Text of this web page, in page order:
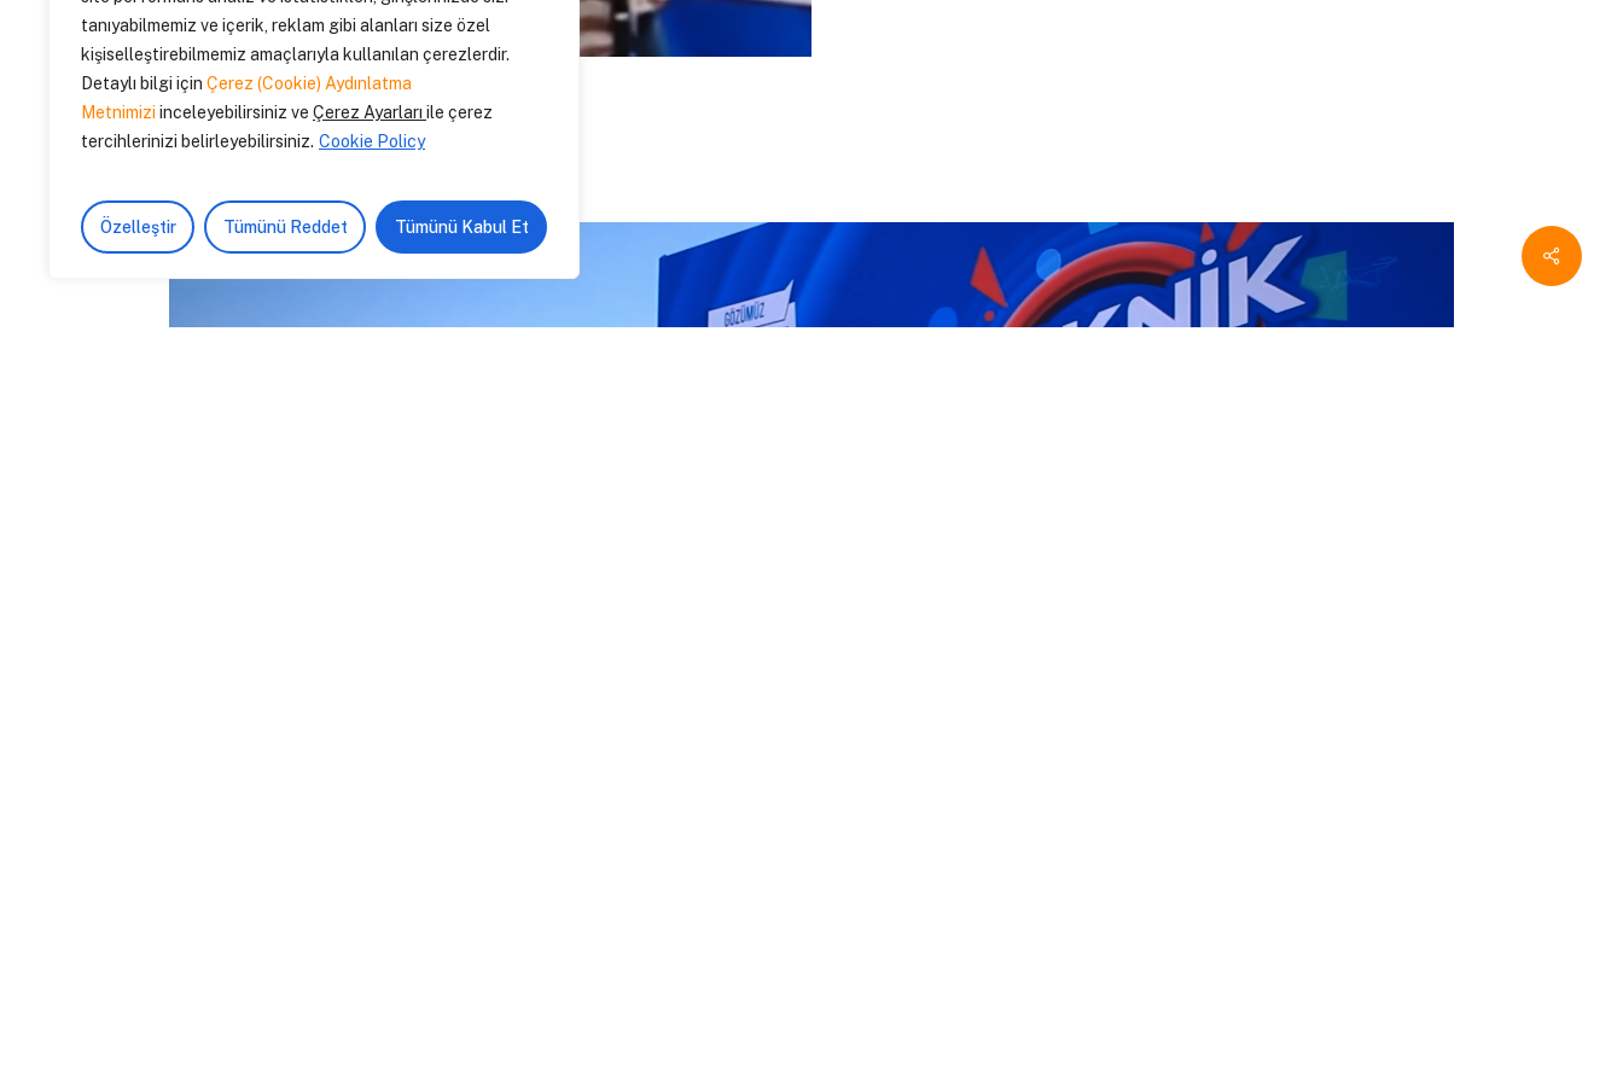
tanıyabilmemiz ve içerik, reklam gibi alanları size özel
kişiselleştirebilmemiz amaçlarıyla kullanılan çerezlerdir.
Detaylı bilgi için Çerez (Cookie) Aydınlatma
Metnimizi inceleyebilirsiniz ve Çerez Ayarları ile çerez
tercihlerinizi belirleyebilirsiniz. Cookie Policy
Özelleştir Tümünü Reddet Tümünü Kabul Et